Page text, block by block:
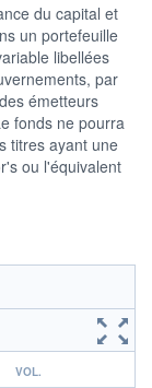
80
85
90
du capital et
un portefeuille
libellées
par
émetteurs
fonds ne pourra
titres ayant une
ou l'équivalent
VOL.